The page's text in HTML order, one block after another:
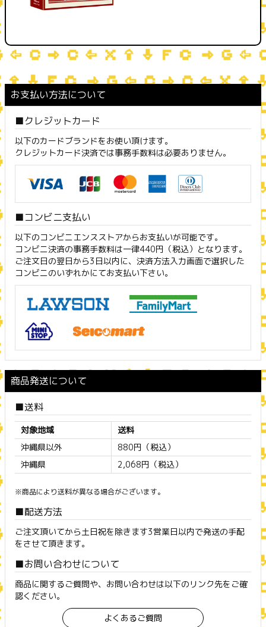
お支払い方法について
クレジットカード
以下のカードブランドをお使い頂けます。
クレジットカード決済では事務手数料は必要ありません。
コンビニ支払い
以下のコンビニエンスストアからお支払いが可能です。
コンビニ決済の事務手数料は一律440円（税込）となります。
ご注文日の翌日から3日以内に、決済方法入力画面で選択した
コンビニのいずれかにてお支払い下さい。
商品発送について
送料
対象地域
送料
沖縄県以外
880円（税込）
沖縄県
2,068円（税込）
※商品により送料が異なる場合がございます。
配送方法
ご注文頂いてから土日祝を除きます3営業日以内で発送の手配
をさせて頂きます。
お問い合わせについて
商品に関するご質問や、お問い合わせは以下のリンク先をご確
認ください。
よくあるご質問